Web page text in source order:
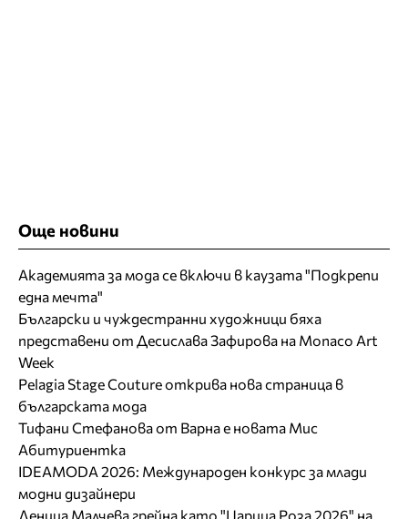
Още новини
Академията за мода се включи в каузата "Подкрепи
една мечта"
Български и чуждестранни художници бяха
представени от Десислава Зафирова на Monaco Art
Week
Pelagia Stage Couture открива нова страница в
българската мода
Тифани Стефанова от Варна е новата Мис
Абитуриентка
IDEAMODA 2026: Международен конкурс за млади
модни дизайнери
Деница Малчева грейна като "Царица Роза 2026" на